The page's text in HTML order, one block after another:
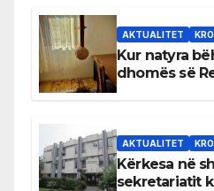
AKTUALITET
Kur natyra
dhomës së
AKTUALITET
Kërkesa në
sekretariatit